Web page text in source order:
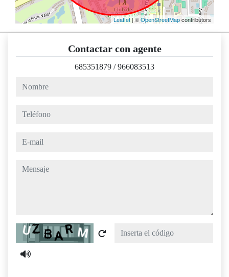
Leaflet| ©OpenStreetMapcontributors
Contactar con agente
685351879 /966083513
nombre
teléfono
e-mail
mensaje
Captcha